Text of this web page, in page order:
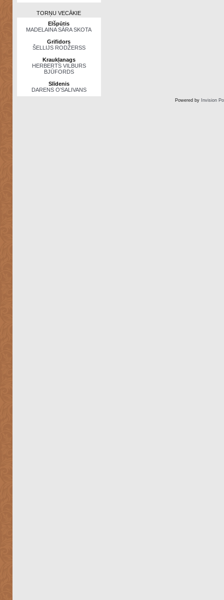
TORŅU VECĀKIE
Elšpūtis
MADELAINA SĀRA SKOTA
Grifidors
ŠELLIJS RODŽERSS
Kraukļanags
HERBERTS VILBURS
BJŪFORDS
Slīdenis
DARENS O’SALIVANS
Powered by Invision